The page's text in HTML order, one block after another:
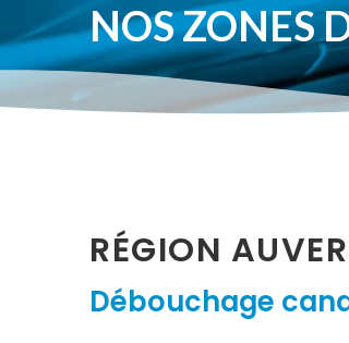
NOS ZONES
RÉGION
Débouchage